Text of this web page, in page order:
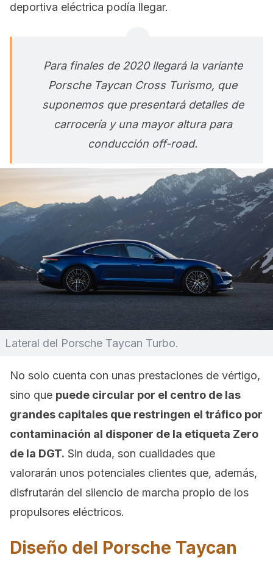
deportiva eléctrica podía llegar.
Para finales de 2020 llegará la variante
Porsche Taycan Cross Turismo, que
suponemos que presentará detalles de
carrocería y una mayor altura para
conducción off-road.
Lateral del Porsche Taycan Turbo.
No solo cuenta con unas prestaciones de vértigo,
sino que puede circular por el centro de las
grandes capitales que restringen el tráfico por
contaminación al disponer de la etiqueta Zero
de la DGT. Sin duda, son cualidades que
valorarán unos potenciales clientes que, además,
disfrutarán del silencio de marcha propio de los
propulsores eléctricos.
Diseño del Porsche Taycan